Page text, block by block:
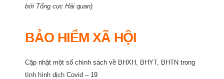
bởi Tổng cục Hải quan)
BẢO HIỂM XÃ HỘI
Cập nhật một số chính sách về BHXH, BHYT, BHTN trong
tình hình dịch Covid – 19